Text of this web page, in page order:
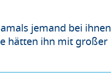
jemand bei ihnen
hätten ihn mit großer